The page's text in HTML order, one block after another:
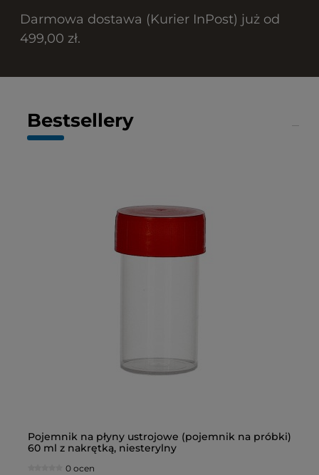
Darmowa dostawa (Kurier InPost) już od
499,00 zł.
Bestsellery
Pojemnik na płyny ustrojowe (pojemnik na próbki)
60 ml z nakrętką, niesterylny
0 ocen